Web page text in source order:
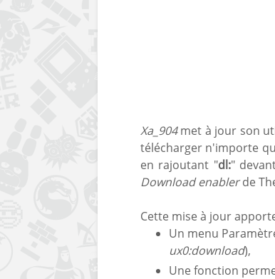
Xa_904met à jour son
télécharger n'importe
en rajoutant "dl:"
Download enablerde
Cette mise à jour
Un menu
ux0:download),
Une fonction